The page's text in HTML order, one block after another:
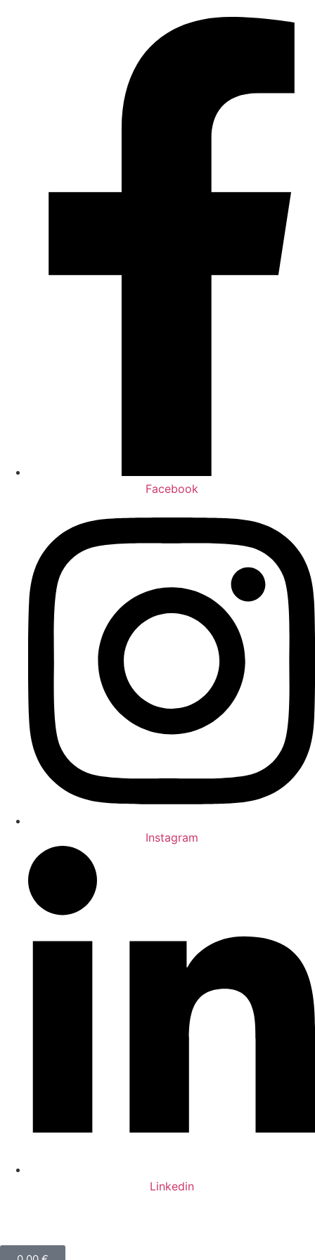
Facebook
Instagram
Linkedin